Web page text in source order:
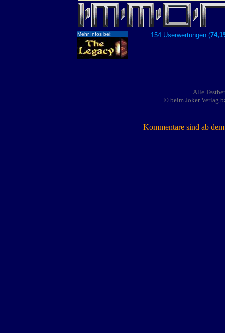
Mehr Infos bei: 154 Userwertungen (
Alle
© beim Joker Verlag
Kommentare sind ab